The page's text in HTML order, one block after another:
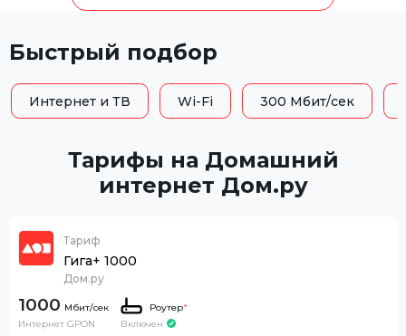
Быстрый подбор
Интернет и ТВ Wi-Fi 300 Мбит/сек
Тарифы на Домашний
интернет Дом.ру
Тариф
Гига+ 1000
Дом.ру
1000
Интернет GPON
Роутер*
Включен